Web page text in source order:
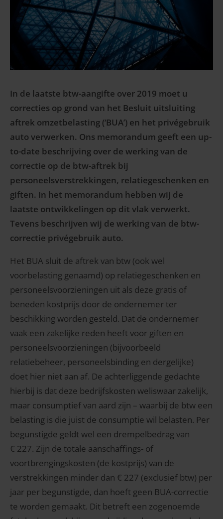
In de laatste btw-aangifte over 2019 moet u
correcties op grond van het Besluit uitsluiting
aftrek omzetbelasting (‘BUA’) en het privégebruik
auto verwerken. Ons memorandum geeft een up-
to-date beschrijving over de werking van de
correctie op de btw-aftrek bij
personeelsverstrekkingen, relatiegeschenken en
giften. In het memorandum hebben wij de
laatste ontwikkelingen op dit vlak verwerkt.
Tevens beschrijven wij de werking van de btw-
correctie privégebruik auto.
Het BUA sluit de aftrek van btw (ook wel
voorbelasting genaamd) op relatiegeschenken en
personeelsvoorzieningen uit als deze gratis of
beneden kostprijs door de ondernemer ter
beschikking worden gesteld. Dat de ondernemer
vaak een zakelijke reden heeft voor giften en
personeelsvoorzieningen (bijvoorbeeld
relatiebeheer, personeelsbinding en dergelijke)
doet hier niet aan af. De achterliggende gedachte
hierbij is dat deze bedrijfskosten weliswaar zakelijk,
maar consumptief van aard zijn – waarbij de btw een
belasting is die juist de consumptie wil belasten. Per
begunstigde geldt wel een drempelbedrag van
€ 227. Zijn de totale aanschaffings- of
voortbrengingskosten (de kostprijs) van de
verstrekkingen minder dan € 227 (exclusief btw) per
jaar per begunstigde, dan hoeft geen BUA-correctie
te worden gemaakt. Dit betreft een zogenoemde